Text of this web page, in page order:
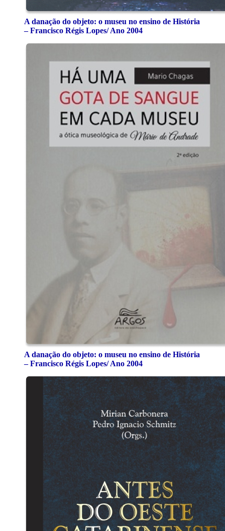
A danação do objeto: o museu no ensino de História
– Francisco Régis Lopes/ Ano 2004
A danação do objeto: o museu no ensino de História
– Francisco Régis Lopes/ Ano 2004